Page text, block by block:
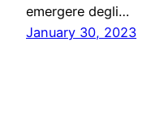
emergere degli…
January 30, 2023